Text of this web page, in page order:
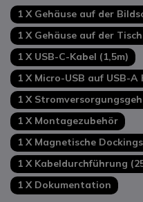
Organisierte
Universelle
Mini, etc.
1 X Gehäuse auf der
1 X Gehäuse auf der
1 X USB-C-Kabel (1,5m)
1 X Micro-USB auf USB-A
1 X
1 X Montagezubehör
1 X Magnetische
1 X Kabeldurchführung
1 X Dokumentation